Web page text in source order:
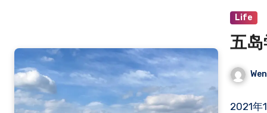
Life
五
2021年